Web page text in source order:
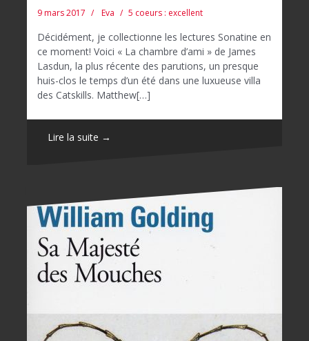
9 mars 2017 Eva 5 coeurs : excellent
Décidément, je collectionne les lectures Sonatine en
ce moment! Voici « La chambre d’ami » de James
Lasdun, la plus récente des parutions, un presque
huis-clos le temps d’un été dans une luxueuse villa
des Catskills. Matthew[…]
Lire la suite →